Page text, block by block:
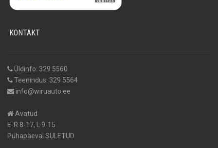
KONTAKT
Üldinfo: 329 5560
Teenindus: 329 5564
info@wiruauto.ee
Avatud
E-R 8-17, L 9-15
Pühapäeval SULETUD